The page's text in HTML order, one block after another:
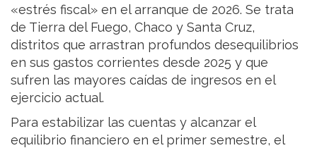
«estrés fiscal» en el arranque de 2026. Se trata
de Tierra del Fuego, Chaco y Santa Cruz,
distritos que arrastran profundos desequilibrios
en sus gastos corrientes desde 2025 y que
sufren las mayores caídas de ingresos en el
ejercicio actual.
Para estabilizar las cuentas y alcanzar el
equilibrio financiero en el primer semestre, el